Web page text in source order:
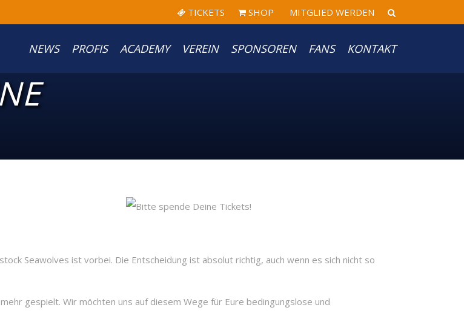
TICKETS SHOP MITGLIED WERDEN
NEWS PROFIS ACADEMY VEREIN SPONSOREN FANS KONTAKT
Seawolves ist vorbei. Die Entscheidung ist absolut richtig, auch wenn es sich nicht so
gespielt. Wir möchten uns auf diesem Wege für Eure bedingungslose und